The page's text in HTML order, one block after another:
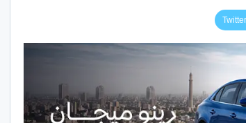
Twitter